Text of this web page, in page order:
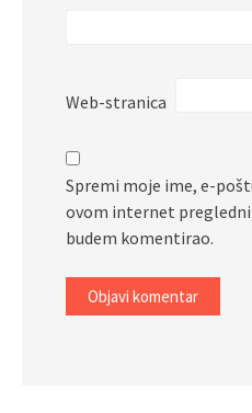
Web-stranica
Spremi moje ime, e-
ovom internet
budem komentirao.